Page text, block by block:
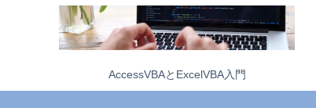
AccessVBAとExcelVBA入門